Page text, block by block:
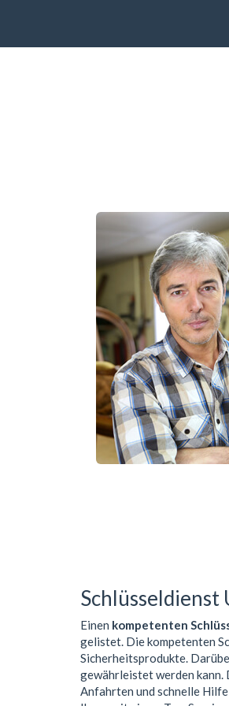
Einen kompetenten
gelistet. Die kompetenten
Sicherheitsprodukte.
gewährleistet werden kann.
Anfahrten und schnelle